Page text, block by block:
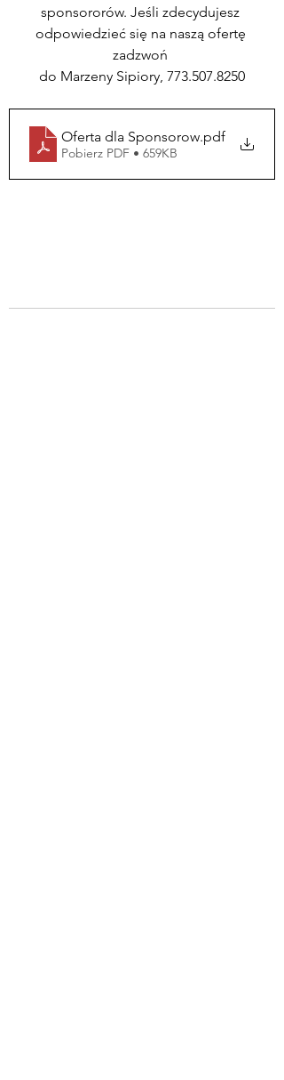
sponsororów. Jeśli zdecydujesz
odpowiedzieć się na naszą ofertę
zadzwoń
do Marzeny Sipiory, 773.507.8250
Oferta dla Sponsorow.pdf
Pobierz PDF • 659KB